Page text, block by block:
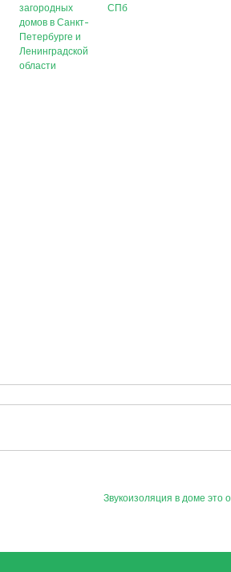
загородных
домов в Санкт-
Петербурге и
Ленинградской
области
СПб
Звукоизоляция в доме это